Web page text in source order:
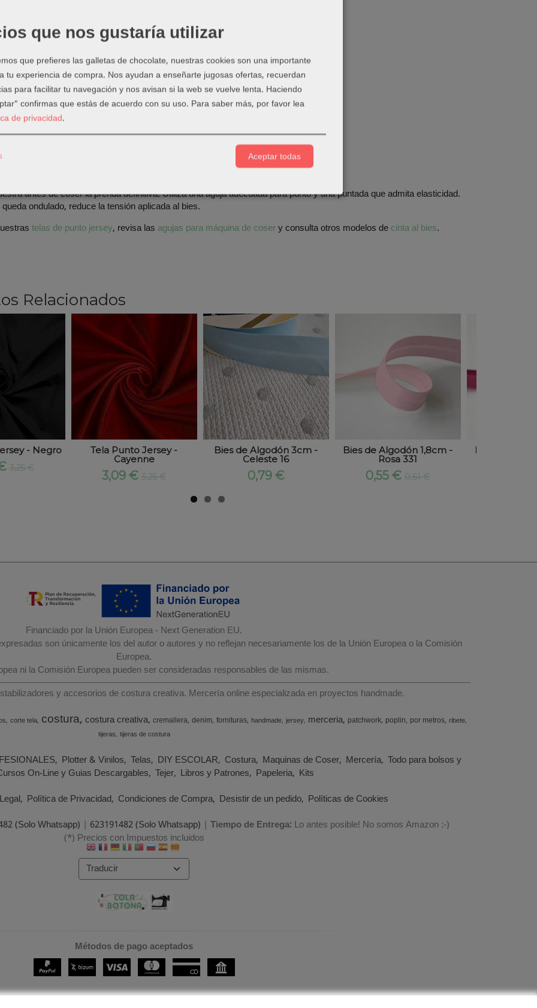
95% algodón y 5% elastán.
por metro o rollo completo de 20 m.
Eléctrico.
vestidos y prendas de punto.
pijamas, bodies y accesorios.
y sisas que necesitan conservar flexibilidad.
antes de coser la prenda definitiva. Utiliza una aguja adecuada para punto y una puntada que admita elasticidad.
ondulado, reduce la tensión aplicada al bies.
telas de punto jersey, revisa las agujas para máquina de cosery consulta otros modelos decinta al bies.
Relacionados
- Negro
3,25 €
Tela Punto Jersey -
Cayenne
3,09 €3,25 €
Bies de Algodón 3cm -
Celeste 16
0,79 €
Bies de Algodón 1,8cm -
Rosa 331
0,55 €0,61 €
Bies de
Financiado por la Unión Europea - Next Generation EU.
son únicamente los del autor o autores y no reflejan necesariamente los de la Unión Europea o la Comisión
Europea.
ni la Comisión Europea pueden ser consideradas responsables de las mismas.
y accesorios de costura creativa. Mercería online especializada en proyectos handmade.
corte tela costura costura creativa cremallera denim fornituras handmade jersey merceria patchwork poplin por metros ribete
tijeras tijeras de costura
Plotter & Vinilos Telas DIY ESCOLAR Costura Maquinas de Coser Mercería Todo para bolsos y
On-Line y Guias Descargables Tejer Libros y Patrones Papeleria Kits
Política de Privacidad Condiciones de Compra Desistir de un pedido Políticas de Cookies
(Solo Whatsapp) | 623191482 (Solo Whatsapp) | Tiempo de Entrega:Lo antes posible! No somos Amazon :-)
(*) Precios con Impuestos incluidos
Métodos de pago aceptados
que nos gustaría utilizar
que prefieres las galletas de chocolate, nuestras cookies son una importante
tu experiencia de compra. Nos ayudan a enseñarte jugosas ofertas, recuerdan
para facilitar tu navegación y nos avisan si la web se vuelve lenta. Haciendo
confirmas que estás de acuerdo con su uso. Para saber más, por favor lea
de privacidad.
Aceptar todas